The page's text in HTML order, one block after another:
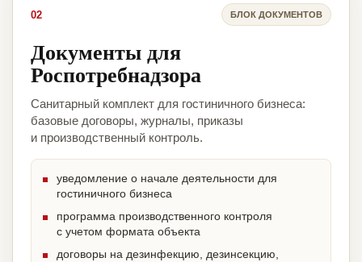
02 БЛОК ДОКУМЕНТОВ
Документы для
Роспотребнадзора
Санитарный комплект для гостиничного бизнеса:
базовые договоры, журналы, приказы
и производственный контроль.
уведомление о начале деятельности для
гостиничного бизнеса
программа производственного контроля
с учетом формата объекта
договоры на дезинфекцию, дезинсекцию,